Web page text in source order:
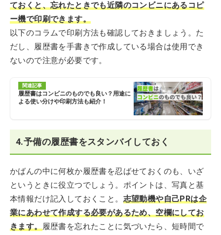
ておくと、忘れたときでも近隣のコンビニにあるコピ
ー機で印刷できます。
以下のコラムで印刷方法も確認しておきましょう。た
だし、履歴書を手書きで作成している場合は使用でき
ないので注意が必要です。
関連記事
履歴書はコンビニのものでも良い？用途に
よる使い分けや印刷方法も紹介！
4.予備の履歴書をスタンバイしておく
かばんの中に何枚か履歴書を忍ばせておくのも、いざ
というときに役立つでしょう。ポイントは、写真と基
本情報だけ記入しておくこと。 志望動機や自己PRは企
業にあわせて作成する必要があるため、空欄にしてお
きます。履歴書を忘れたことに気づいたら、短時間で